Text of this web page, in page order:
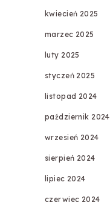
kwiecień 2025
marzec 2025
luty 2025
styczeń 2025
listopad 2024
październik 2024
wrzesień 2024
sierpień 2024
lipiec 2024
czerwiec 2024